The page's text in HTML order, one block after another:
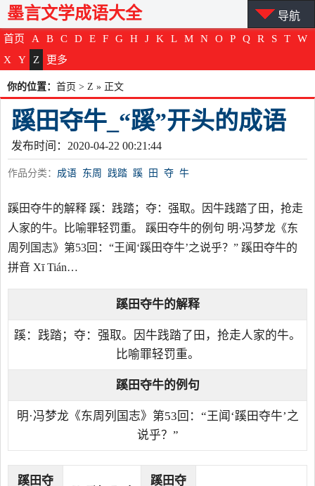
首页 A B C D E F G H J K L M N O P Q R S T
W
X
Y Z 更多
墨言文学成语大全 导航
你的位置： 首页 > Z » 正文
蹊田夺牛_“蹊”开头的成语
发布时间：2020-04-22 00:21:44
作品分类： 成语 东周 践踏 蹊 田 夺 牛
蹊田夺牛的解释 蹊：践踏；夺：强取。因牛践踏了田，抢走
人家的牛。比喻罪轻罚重。 蹊田夺牛的例句 明·冯梦龙《东
周列国志》第53回：“王闻‘蹊田夺牛’之说乎？” 蹊田夺牛的
拼音 Xī Tián…
蹊田夺牛的解释
蹊：践踏；夺：强取。因牛践踏了田，抢走人家的牛。
比喻罪轻罚重。
蹊田夺牛的例句
明·冯梦龙《东周列国志》第53回：“王闻‘蹊田夺牛’之
说乎？”
蹊田夺
蹊田夺